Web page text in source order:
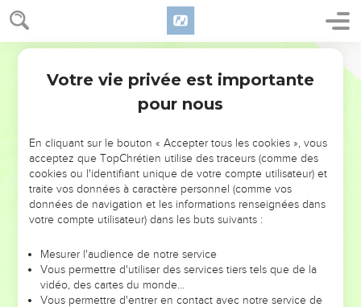
NE MANQUEZ PAS L’ÉVÉNEMENT
DE L’ANNÉE !
ET SI LEURS ERREURS POUVAIENT VOUS ÉVITER LES
VOTRES ?
leur foi ou leur vision. Mais on voit moins les doutes, les erreurs
et les saisons difficiles qu'ils ont traversés, alors même que ce
sont elles qui les ont façonnés.
Votre vie privée est importante
pour nous
En cliquant sur le bouton « Accepter tous les cookies », vous
acceptez que TopChrétien utilise des traceurs (comme des
cookies ou l'identifiant unique de votre compte utilisateur) et
traite vos données à caractère personnel (comme vos
données de navigation et les informations renseignées dans
votre compte utilisateur) dans les buts suivants :
Mesurer l'audience de notre service
Vous permettre d'utiliser des services tiers tels que de la
vidéo, des cartes du monde…
Vous permettre d'entrer en contact avec notre service de